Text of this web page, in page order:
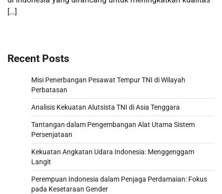
[…]
Recent Posts
Misi Penerbangan Pesawat Tempur TNI di Wilayah
Perbatasan
Analisis Kekuatan Alutsista TNI di Asia Tenggara
Tantangan dalam Pengembangan Alat Utama Sistem
Persenjataan
Kekuatan Angkatan Udara Indonesia: Menggenggam
Langit
Perempuan Indonesia dalam Penjaga Perdamaian: Fokus
pada Kesetaraan Gender